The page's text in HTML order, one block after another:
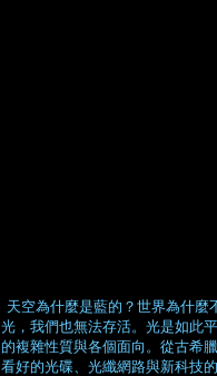
天空為什麼是藍的？世界為什
光，我們也無法存活。光是如此
的複雜性質與各個面向。從古希
看好的光碟、光纖網路與新科技